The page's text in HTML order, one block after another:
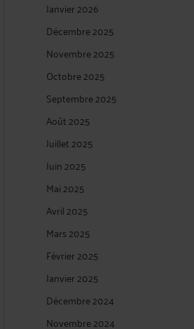
Janvier 2026
Décembre 2025
Novembre 2025
Octobre 2025
Septembre 2025
Août 2025
Juillet 2025
Juin 2025
Mai 2025
Avril 2025
Mars 2025
Février 2025
Janvier 2025
Décembre 2024
Novembre 2024